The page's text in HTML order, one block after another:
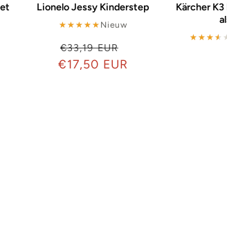
Lionelo Jessy Kinderstep
★★★★★
★★★★★ Nieuw
Normale
prijs
€33,19 EUR
€17,50 EUR
Kärcher